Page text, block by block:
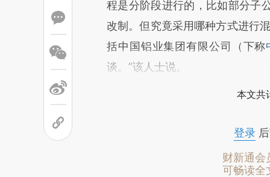
程是分阶段进行的，比如部分子
改制。但究竟采用哪种方式进行
括中国铝业集团有限公司（下称
谈。”该人士说。
本文共
登录后
财新通会
可畅读全